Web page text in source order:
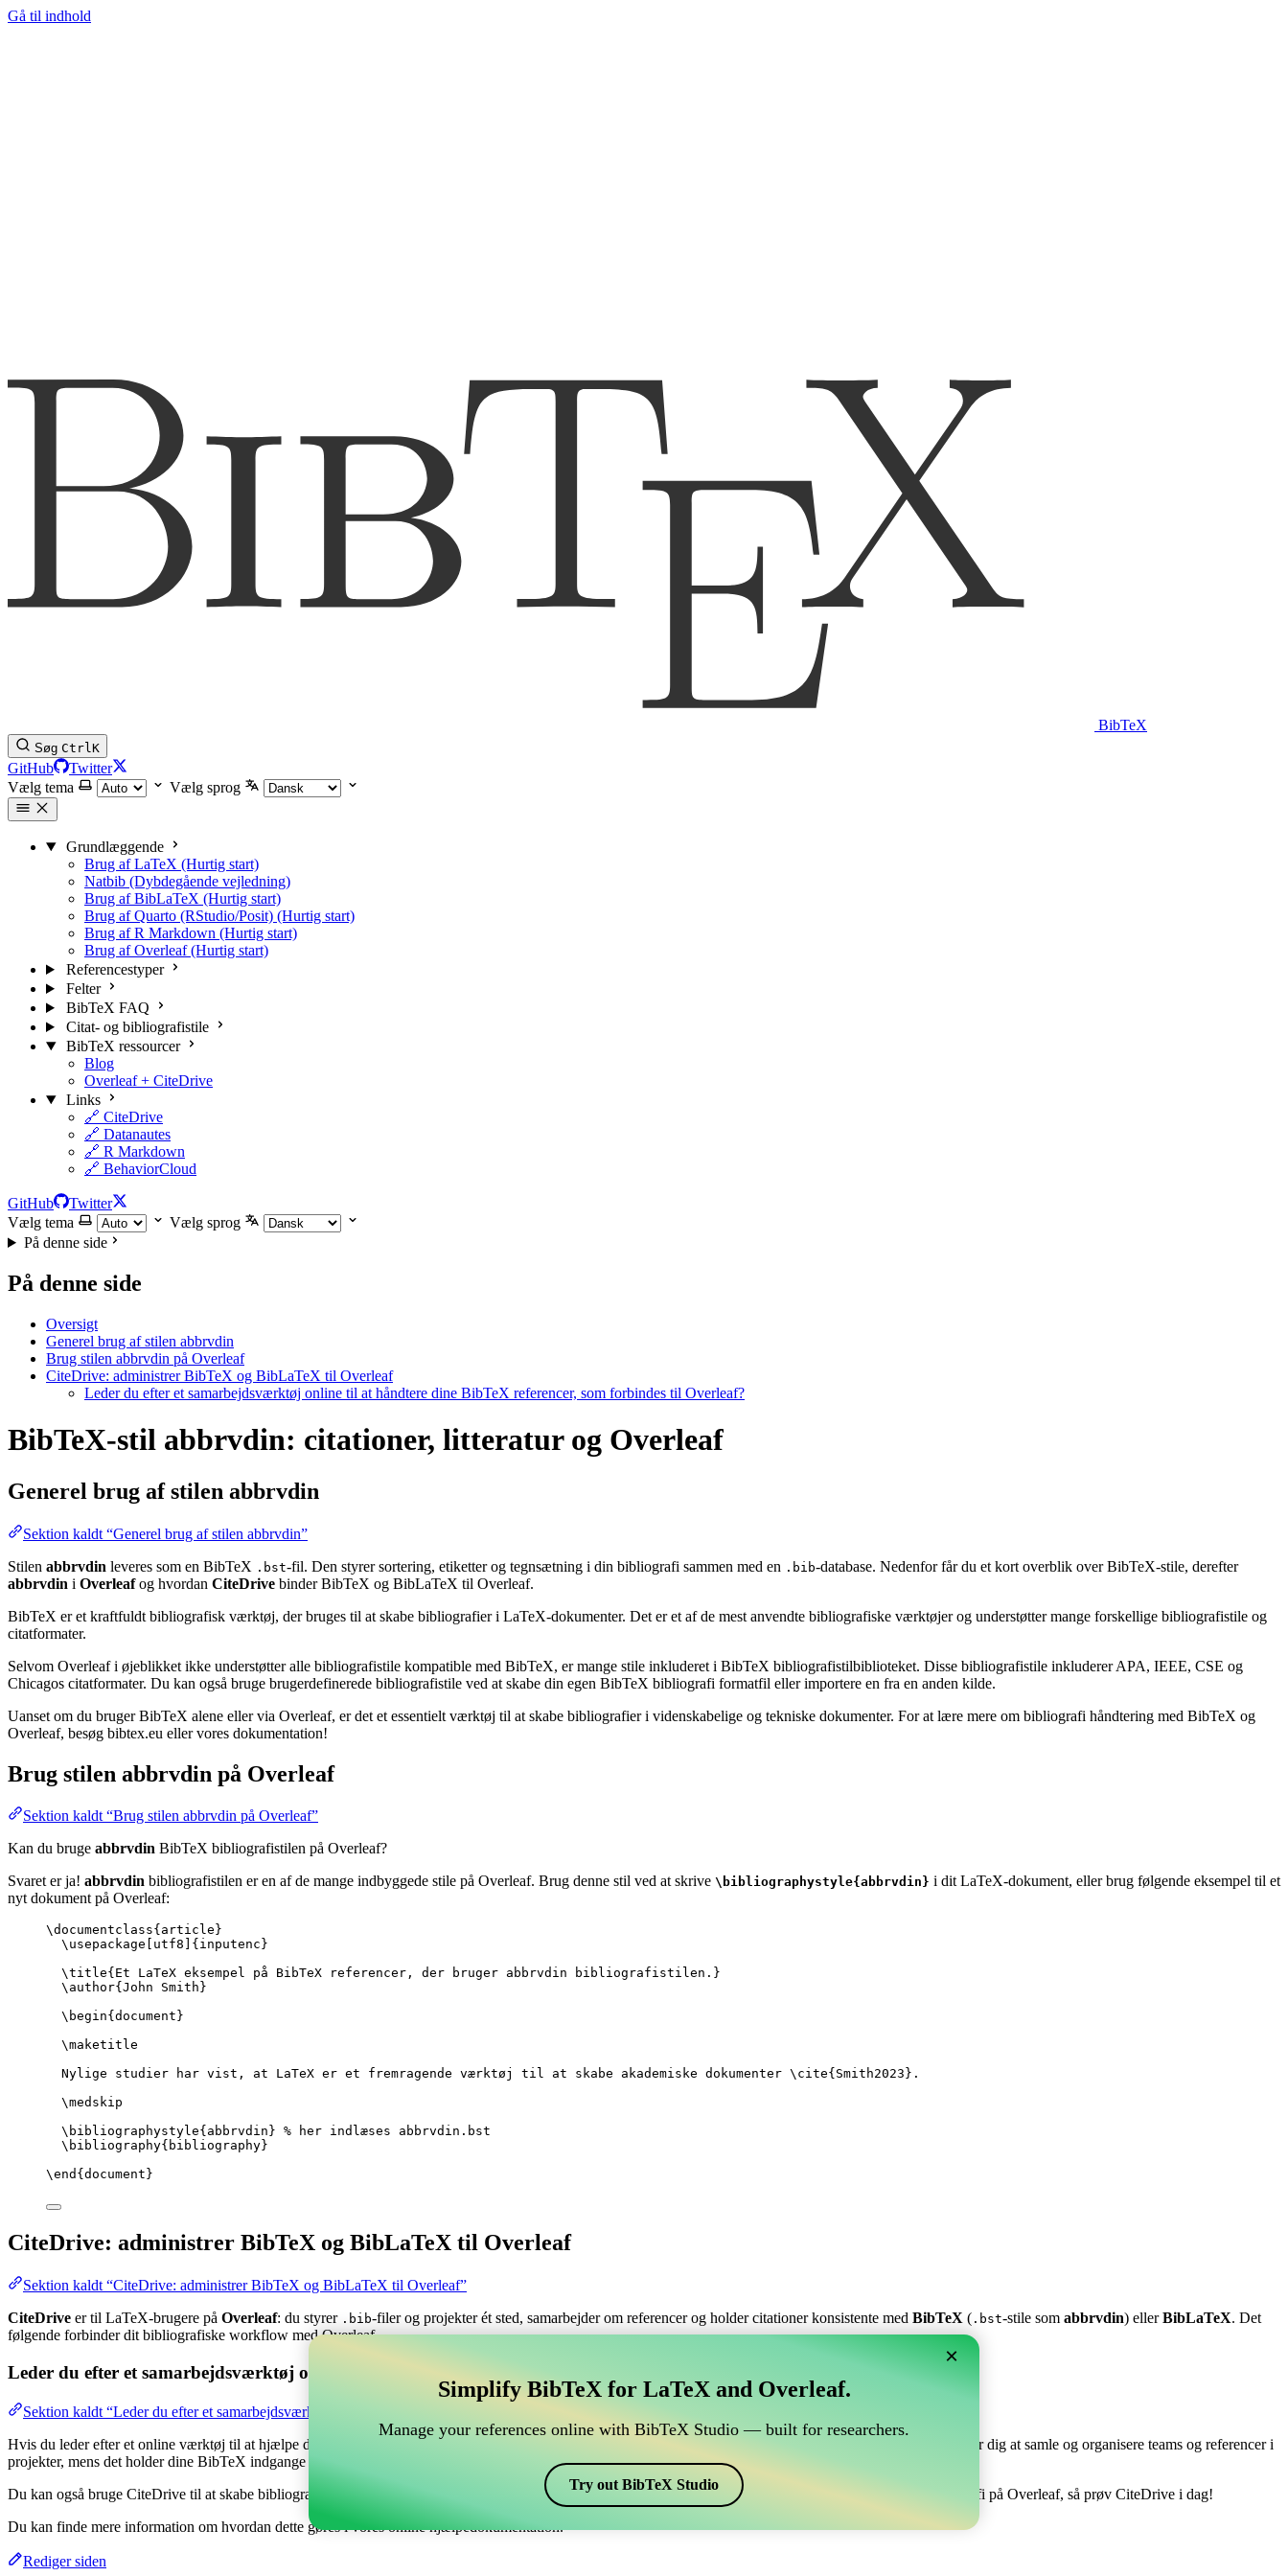
Gå til indhold
BibTeX
Søg CtrlK
GitHub
Twitter
Vælg tema
Vælg sprog
Grundlæggende
Brug af LaTeX (Hurtig start)
Natbib (Dybdegående vejledning)
Brug af BibLaTeX (Hurtig start)
Brug af Quarto (RStudio/Posit) (Hurtig start)
Brug af R Markdown (Hurtig start)
Brug af Overleaf (Hurtig start)
Referencestyper
Felter
BibTeX FAQ
Citat- og bibliografistile
BibTeX ressourcer
Blog
Overleaf + CiteDrive
Links
🔗 CiteDrive
🔗 Datanautes
🔗 R Markdown
🔗 BehaviorCloud
GitHub
Twitter
Vælg tema
Vælg sprog
På denne side
På denne side
Oversigt
Generel brug af stilen abbrvdin
Brug stilen abbrvdin på Overleaf
CiteDrive: administrer BibTeX og BibLaTeX til Overleaf
Leder du efter et samarbejdsværktøj online til at håndtere dine BibTeX referencer, som forbindes til Overleaf?
BibTeX-stil abbrvdin: citationer, litteratur og Overleaf
Generel brug af stilen abbrvdin
Sektion kaldt “Generel brug af stilen abbrvdin”
Stilen abbrvdin leveres som en BibTeX .bst-fil. Den styrer sortering, etiketter og tegnsætning i din bibliografi sammen med en .bib-database. Nedenfor får du et kort overblik over BibTeX-stile, derefter
abbrvdin i Overleafog hvordan CiteDrive binder BibTeX og BibLaTeX til Overleaf.
BibTeX er et kraftfuldt bibliografisk værktøj, der bruges til at skabe bibliografier i LaTeX-dokumenter. Det er et af de mest anvendte bibliografiske værktøjer og understøtter mange forskellige bibliografistile og
citatformater.
Selvom Overleaf i øjeblikket ikke understøtter alle bibliografistile kompatible med BibTeX, er mange stile inkluderet i BibTeX bibliografistilbiblioteket. Disse bibliografistile inkluderer APA, IEEE, CSE og
Chicagos citatformater. Du kan også bruge brugerdefinerede bibliografistile ved at skabe din egen BibTeX bibliografi formatfil eller importere en fra en anden kilde.
Uanset om du bruger BibTeX alene eller via Overleaf, er det et essentielt værktøj til at skabe bibliografier i videnskabelige og tekniske dokumenter. For at lære mere om bibliografi håndtering med BibTeX og
Overleaf, besøg bibtex.eu eller vores dokumentation!
Brug stilen abbrvdin på Overleaf
Sektion kaldt “Brug stilen abbrvdin på Overleaf”
Kan du bruge abbrvdin BibTeX bibliografistilen på Overleaf?
Svaret er ja! abbrvdin bibliografistilen er en af de mange indbyggede stile på Overleaf. Brug denne stil ved at skrive \bibliographystyle{abbrvdin} i dit LaTeX-dokument, eller brug følgende eksempel til et
nyt dokument på Overleaf:
\documentclass{ article }
\usepackage
utf8 ]{ inputenc }
\title{Et LaTeX eksempel på BibTeX referencer, der bruger abbrvdin bibliografistilen.}
\author{John Smith}
\begin{ document }
\maketitle
Nylige studier har vist, at LaTeX er et fremragende værktøj til at skabe akademiske dokumenter \cite{ Smith2023 }.
\medskip
\bibliographystyle{abbrvdin} % her indlæses abbrvdin.bst
\bibliography{bibliography}
\end { document }
CiteDrive: administrer BibTeX og BibLaTeX til Overleaf
Sektion kaldt “CiteDrive: administrer BibTeX og BibLaTeX til Overleaf”
CiteDrive er til LaTeX-brugere på Overleaf: du styrer .bib-filer og projekter ét sted, samarbejder om referencer og holder citationer konsistente med BibTeX ( .bst-stile som abbrvdin) ellerBibLaTeX. Det
følgende forbinder dit bibliografiske workflow med Overleaf.
Leder du efter et samarbejdsværktøj online til at håndtere dine BibTeX referencer, som forbindes til Overleaf?
Sektion kaldt “Leder du efter et samarbejdsværktøj online til at håndtere dine BibTeX referencer, som forbindes til Overleaf?”
Hvis du leder efter et online værktøj til at hjælpe dig med at håndtere dine referencer, citater og bibliografi på Overleaf, så kan CiteDrive være perfekt! Det tillader dig at samle og organisere teams og referencer i
projekter, mens det holder dine BibTeX indgange opdateret i dit Overleaf projekt.
Du kan også bruge CiteDrive til at skabe bibliografier og citater i forskellige stile, inklusiv abbrvdin. Så hvis du leder efter en nem måde at håndtere din bibliografi på Overleaf, så prøv CiteDrive i dag!
Du kan finde mere information om hvordan dette gøres i vores online hjælpedokumentation.
Rediger siden
×
Simplify BibTeX for LaTeX and Overleaf.
Manage your references online with BibTeX Studio — built for researchers.
Try out BibTeX Studio